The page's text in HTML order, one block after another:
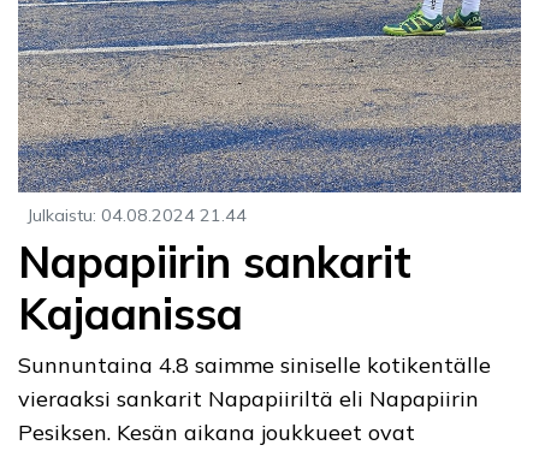
Julkaistu: 04.08.2024 21.44
Napapiirin sankarit
Kajaanissa
Sunnuntaina 4.8 saimme siniselle kotikentälle
vieraaksi sankarit Napapiiriltä eli Napapiirin
Pesiksen. Kesän aikana joukkueet ovat